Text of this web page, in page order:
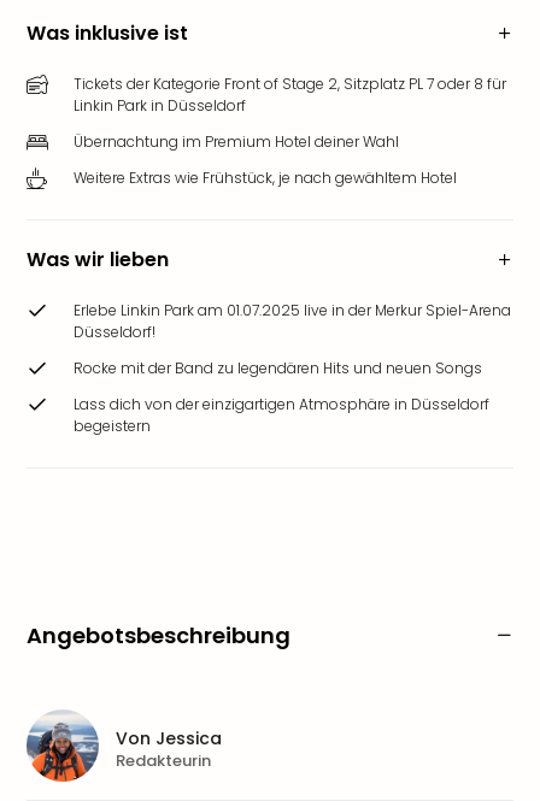
Was inklusive ist
Tickets der Kategorie Front of Stage 2, Sitzplatz PL 7 oder 8 für
Linkin Park in Düsseldorf
Übernachtung im Premium Hotel deiner Wahl
Weitere Extras wie Frühstück, je nach gewähltem Hotel
Was wir lieben
Erlebe Linkin Park am 01.07.2025 live in der Merkur Spiel-Arena
Düsseldorf!
Rocke mit der Band zu legendären Hits und neuen Songs
Lass dich von der einzigartigen Atmosphäre in Düsseldorf
begeistern
Angebotsbeschreibung
Von Jessica
Redakteurin